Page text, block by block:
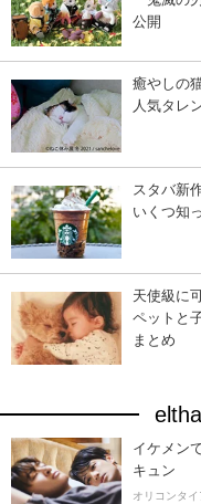
公開
癒やしの
人気タレ
スタバ新
いくつ知
天使級に
ペットと
まとめ
イケメン
キュン
オリコンタ